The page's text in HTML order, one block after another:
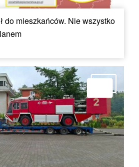
do mieszkańców. Nie wszystko